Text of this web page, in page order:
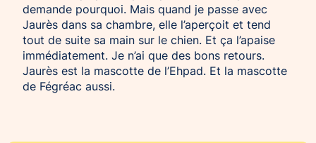
demande pourquoi. Mais quand je passe avec
Jaurès dans sa chambre, elle l’aperçoit et tend
tout de suite sa main sur le chien. Et ça l’apaise
immédiatement. Je n’ai que des bons retours.
Jaurès est la mascotte de l’Ehpad. Et la mascotte
de Fégréac aussi.